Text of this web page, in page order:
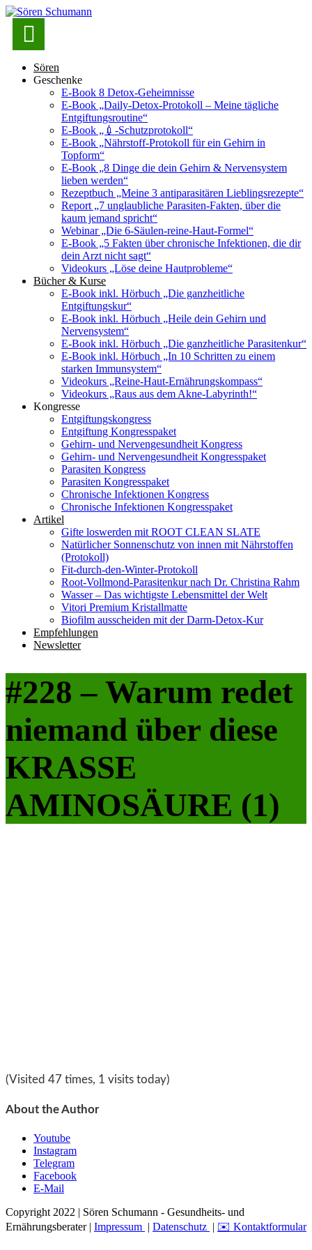

Sören
Geschenke
E-Book 8 Detox-Geheimnisse
E-Book „Daily-Detox-Protokoll – Meine tägliche
Entgiftungsroutine“
E-Book „💉-Schutzprotokoll“
E-Book „Nährstoff-Protokoll für ein Gehirn in
Topform“
E-Book „8 Dinge die dein Gehirn & Nervensystem
lieben werden“
Rezeptbuch „Meine 3 antiparasitären Lieblingsrezepte“
Report „7 unglaubliche Parasiten-Fakten, über die
kaum jemand spricht“
Webinar „Die 6-Säulen-reine-Haut-Formel“
E-Book „5 Fakten über chronische Infektionen, die dir
dein Arzt nicht sagt“
Videokurs „Löse deine Hautprobleme“
Bücher & Kurse
E-Book inkl. Hörbuch „Die ganzheitliche
Entgiftungskur“
E-Book inkl. Hörbuch „Heile dein Gehirn und
Nervensystem“
E-Book inkl. Hörbuch „Die ganzheitliche Parasitenkur“
E-Book inkl. Hörbuch „In 10 Schritten zu einem
starken Immunsystem“
Videokurs „Reine-Haut-Ernährungskompass“
Videokurs „Raus aus dem Akne-Labyrinth!“
Kongresse
Entgiftungskongress
Entgiftung Kongresspaket
Gehirn- und Nervengesundheit Kongress
Gehirn- und Nervengesundheit Kongresspaket
Parasiten Kongress
Parasiten Kongresspaket
Chronische Infektionen Kongress
Chronische Infektionen Kongresspaket
Artikel
Gifte loswerden mit ROOT CLEAN SLATE
Natürlicher Sonnenschutz von innen mit Nährstoffen
(Protokoll)
Fit-durch-den-Winter-Protokoll
Root-Vollmond-Parasitenkur nach Dr. Christina Rahm
Wasser – Das wichtigste Lebensmittel der Welt
Vitori Premium Kristallmatte
Biofilm ausscheiden mit der Darm-Detox-Kur
Empfehlungen
Newsletter
#228 – Warum redet
niemand über diese
KRASSE
AMINOSÄURE (1)
(Visited 47 times, 1 visits today)
About the Author
Youtube
Instagram
Telegram
Facebook
E-Mail
Copyright 2022 | Sören Schumann - Gesundheits- und
Ernährungsberater | Impressum | Datenschutz | ✉️ Kontaktformular